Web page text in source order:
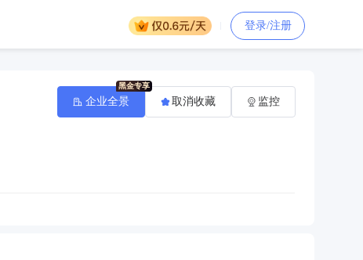
登录/注册
企业全景 取消收藏 监控